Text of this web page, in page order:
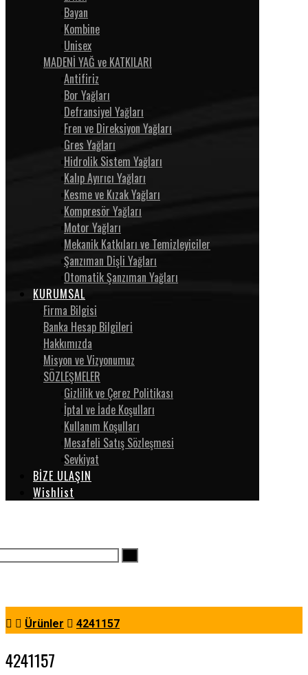
Bayan
Kombine
Unisex
MADENİ YAĞ ve KATKILARI
Antifiriz
Bor Yağları
Defransiyel Yağları
Fren ve Direksiyon Yağları
Gres Yağları
Hidrolik Sistem Yağları
Kalıp Ayırıcı Yağları
Kesme ve Kızak Yağları
Kompresör Yağları
Motor Yağları
Mekanik Katkıları ve Temizleyiciler
Şanzıman Dişli Yağları
Otomatik Şanzıman Yağları
KURUMSAL
Firma Bilgisi
Banka Hesap Bilgileri
Hakkımızda
Misyon ve Vizyonumuz
SÖZLEŞMELER
Gizlilik ve Çerez Politikası
İptal ve İade Koşulları
Kullanım Koşulları
Mesafeli Satış Sözleşmesi
Sevkiyat
BİZE ULAŞIN
Wishlist
Ürünler 4241157
4241157